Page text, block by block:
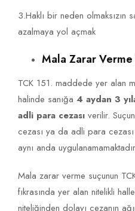
3.Haklı bir neden olmaksızın
azalmaya yol açmak
Mala Zarar Verme
TCK 151. maddede yer alan
halinde sanığa 4 aydan 3
adli para cezası verilir.
cezası ya da adli para
aynı anda
Mala zarar verme suçunun
fıkrasında yer alan nitelikli
niteliğinden dolayı cezanın